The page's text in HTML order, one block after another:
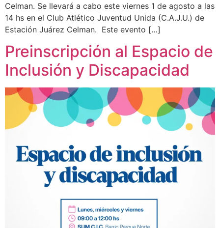
Celman. Se llevará a cabo este viernes 1 de agosto a las
14 hs en el Club Atlético Juventud Unida (C.A.J.U.) de
Estación Juárez Celman. Este evento […]
Preinscripción al Espacio de
Inclusión y Discapacidad